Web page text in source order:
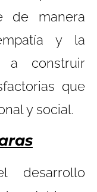
de manera
y la
a construir
que
y social.
desarrollo